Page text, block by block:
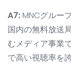
A7:MNCグルー
国内の無料放送
むメディア事業
で高い視聴率を